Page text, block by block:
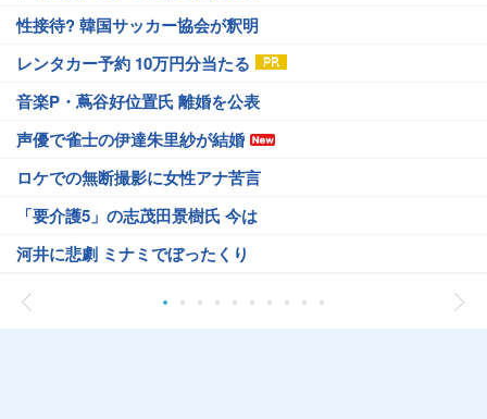
性接待? 韓国サッカー協会が釈明
レンタカー予約 10万円分当たる
音楽P・蔦谷好位置氏 離婚を公表
声優で雀士の伊達朱里紗が結婚
ロケでの無断撮影に女性アナ苦言
「要介護5」の志茂田景樹氏 今は
河井に悲劇 ミナミでぼったくり